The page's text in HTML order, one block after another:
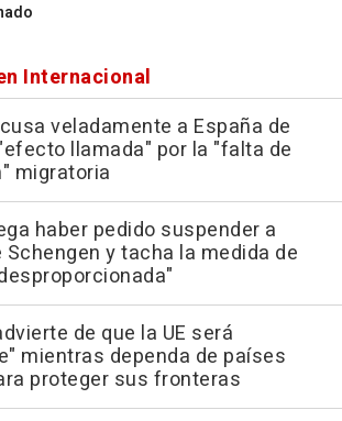
Internacional
veladamente a España de
llamada" por la "falta de
migratoria
haber pedido suspender a
Schengen y tacha la medida de
de que la UE será
mientras dependa de países
proteger sus fronteras